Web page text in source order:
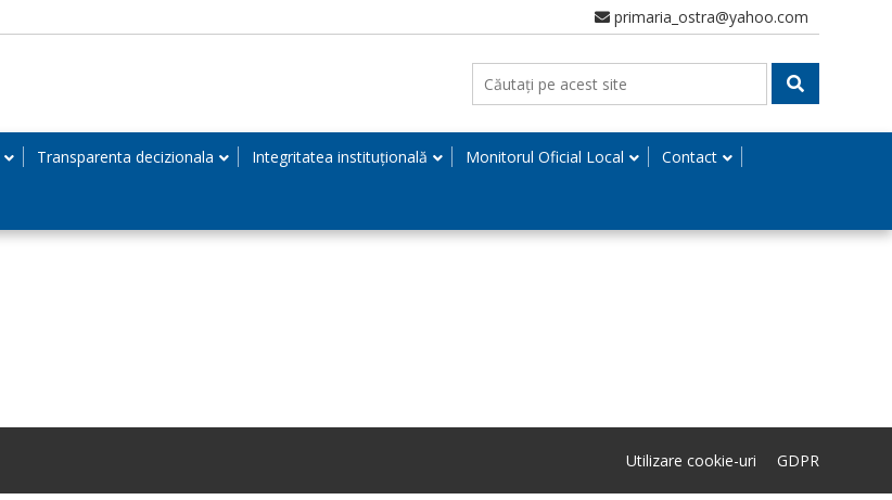
primaria_ostra@yahoo.com
Transparenta decizionala Integritatea instituțională Monitorul Oficial Local Contact
Utilizare cookie-uri GDPR